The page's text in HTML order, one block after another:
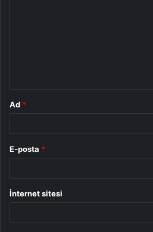
Ad *
E-posta *
İnternet sitesi